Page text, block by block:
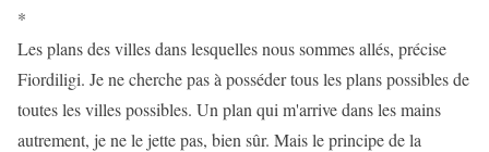
*
Les plans des villes dans lesquelles nous sommes allés, précise
Fiordiligi. Je ne cherche pas à posséder tous les plans possibles de
toutes les villes possibles. Un plan qui m'arrive dans les mains
autrement, je ne le jette pas, bien sûr. Mais le principe de la